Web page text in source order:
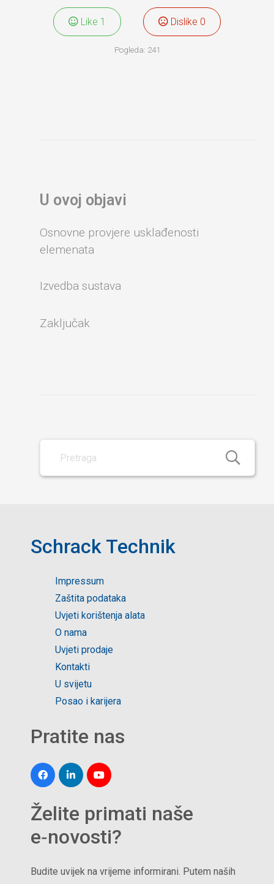
Like 1 Dislike 0
Pogleda: 241
U ovoj objavi
Osnovne provjere usklađenosti
elemenata
Izvedba sustava
Zaključak
Schrack Technik
Impressum
Zaštita podataka
Uvjeti korištenja alata
O nama
Uvjeti prodaje
Kontakti
U svijetu
Posao i karijera
Pratite nas
Želite primati naše
e‑novosti?
Budite uvijek na vrijeme informirani. Putem naših